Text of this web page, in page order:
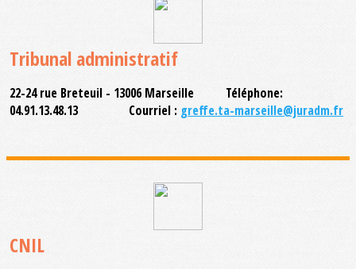
Tribunal administratif
22-24 rue Breteuil - 13006 Marseille Téléphone:
04.91.13.48.13 Courriel : greffe.ta-marseille@juradm.fr
CNIL